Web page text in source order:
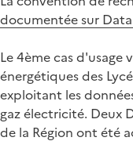
documentée sur
Le 4ème cas d'usage
énergétiques des
exploitant les
gaz électricité. Deux
de la Région ont été